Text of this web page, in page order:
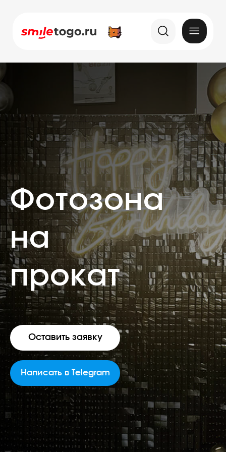
Оставить заявку
Фотозона
на
прокат
Написать в Telegram